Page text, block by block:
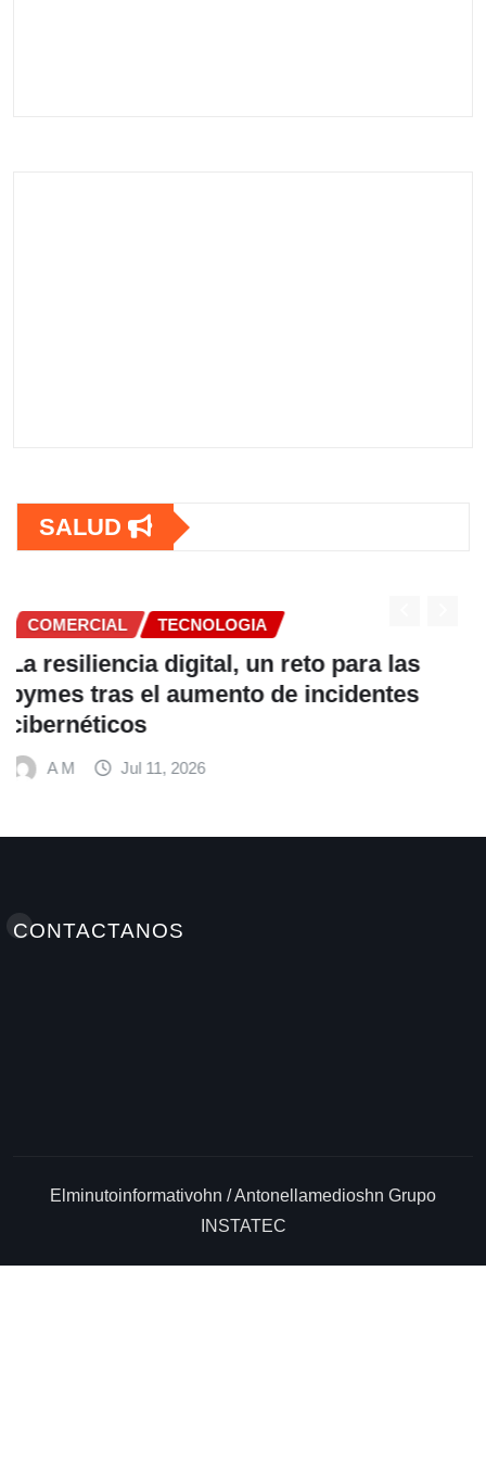
SALUD
COMERCIAL
Fundación Ficohsa fortalece la
alimentación escolar y promueve
hábitos saludables junto al Programa
Mundial de Alimentos y Nestlé
Elminutoinformativohn / Antonellamedioshn Grupo